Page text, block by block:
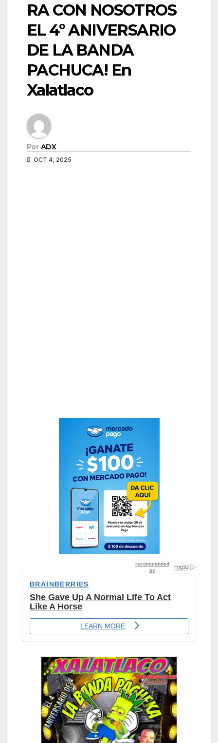
RA CON NOSOTROS
EL 4º ANIVERSARIO
DE LA BANDA
PACHUCA! En
Xalatlaco
Por ADX
OCT 4, 2025